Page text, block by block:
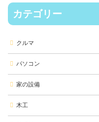
カテゴリー
クルマ
パソコン
家の設備
木工